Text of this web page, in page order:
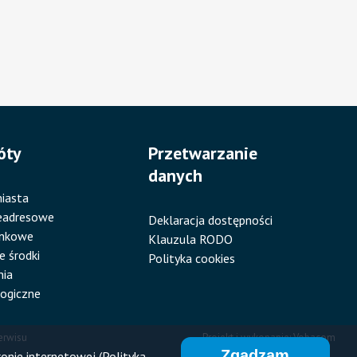
środki
Przetwarzanie
danych
Deklaracja dostępności
Klauzula RODO
Polityka cookies
Projekt i wykonanie:Vobacom